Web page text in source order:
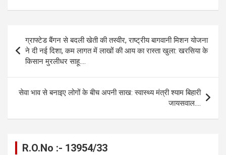
ce
b
o
o
k
se
g
er
at
s
A
p
p
e
gr
a
ail py
n
ar
e
navigation
ग्राफ्टेड बैंगन से बदली खेती की तस्वीर, राष्ट्रीय बागवानी मिशन योजना
ने दी नई दिशा, कम लागत में लाखों की आय का रास्ता खुला: खरसिया के
किसान मुरलीधर साहू….
सेवा भाव से बनाइए लोगों के बीच अपनी साख: स्वास्थ्य मंत्री श्याम बिहारी
जायसवाल….
R.O.No :- 13954/33